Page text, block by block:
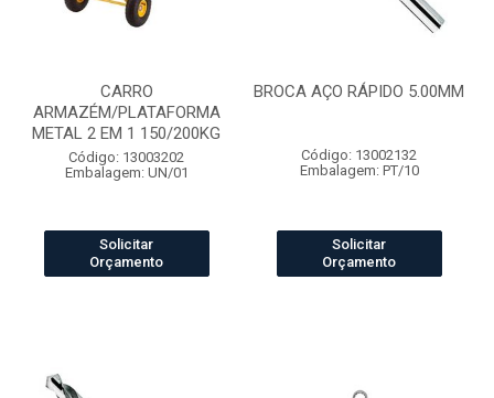
CARRO
ARMAZÉM/PLATAFORMA
METAL 2 EM 1 150/200KG
Código: 13003202
Embalagem: UN/01
Solicitar
Orçamento
BROCA AÇO RÁPIDO 5.00MM
Código: 13002132
Embalagem: PT/10
Solicitar
Orçamento